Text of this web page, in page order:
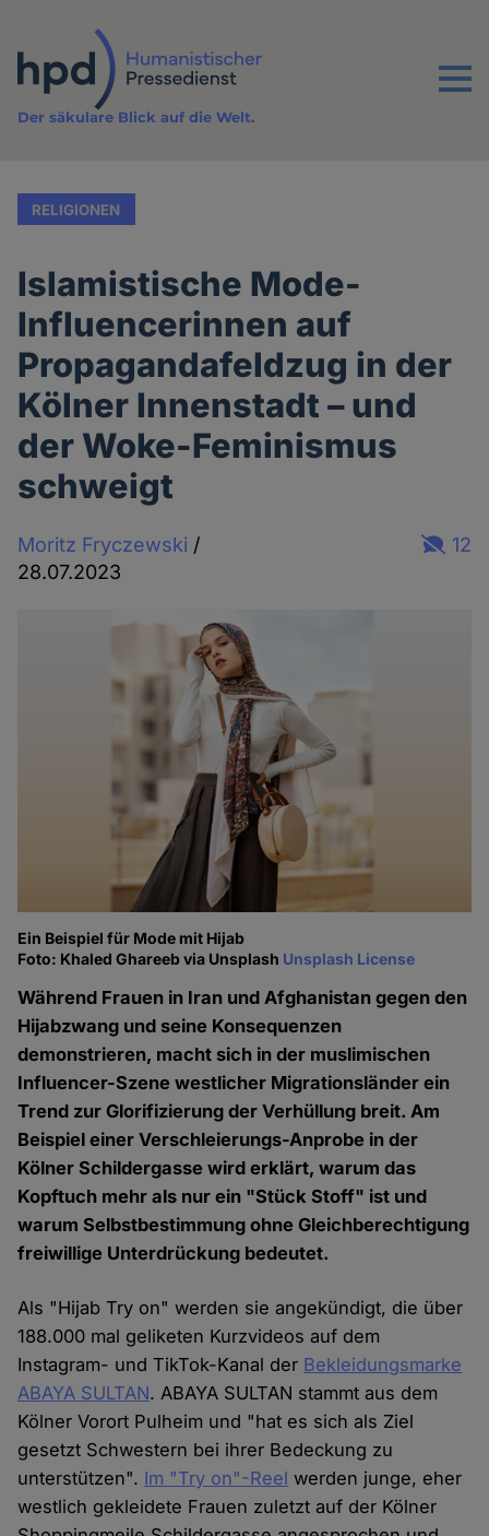
Inhalt
Menu
Der säkulare Blick auf die Welt.
RELIGIONEN
Islamistische Mode-
Influencerinnen auf
Propagandafeldzug in der
Kölner Innenstadt – und
der Woke-Feminismus
schweigt
Moritz Fryczewski /
28.07.2023
12
Ein Beispiel für Mode mit Hijab
Foto: Khaled Ghareeb via Unsplash Unsplash License
Während Frauen in Iran und Afghanistan gegen den
Hijabzwang und seine Konsequenzen
demonstrieren, macht sich in der muslimischen
Influencer-Szene westlicher Migrationsländer ein
Trend zur Glorifizierung der Verhüllung breit. Am
Beispiel einer Verschleierungs-Anprobe in der
Kölner Schildergasse wird erklärt, warum das
Kopftuch mehr als nur ein "Stück Stoff" ist und
warum Selbstbestimmung ohne Gleichberechtigung
freiwillige Unterdrückung bedeutet.
Als "Hijab Try on" werden sie angekündigt, die über
188.000 mal geliketen Kurzvideos auf dem
Instagram- und TikTok-Kanal der Bekleidungsmarke
ABAYA SULTAN. ABAYA SULTAN stammt aus dem
Kölner Vorort Pulheim und "hat es sich als Ziel
gesetzt Schwestern bei ihrer Bedeckung zu
unterstützen". Im "Try on"-Reel werden junge, eher
westlich gekleidete Frauen zuletzt auf der Kölner